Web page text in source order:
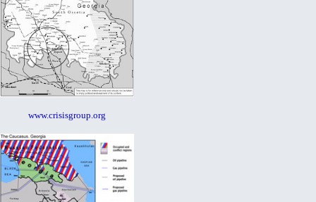
www.crisisgroup.org